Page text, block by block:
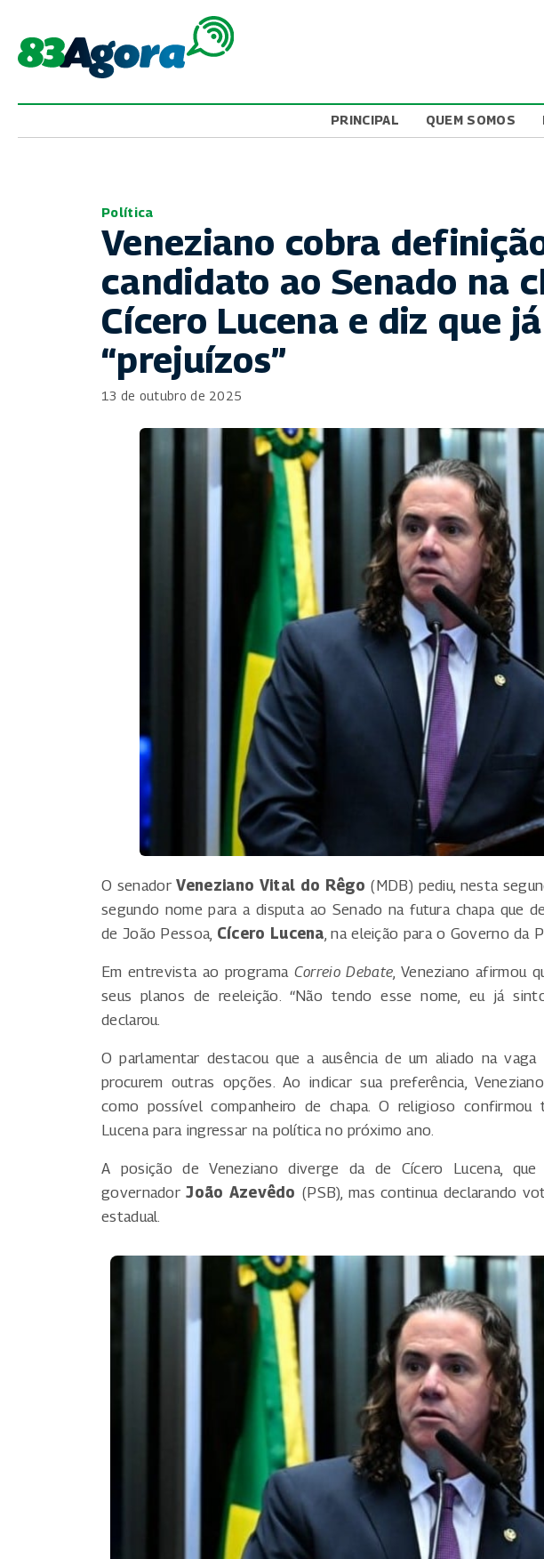
PRINCIPAL QUEM SOMOS
Política
Veneziano cobra
candidato ao Senado na
Cícero Lucena e diz que
“prejuízos”
13 de outubro de 2025
O senadorVeneziano Vital do Rêgo (MDB) pediu, nesta
segundo nome para a disputa ao Senado na futura chapa que
de João Pessoa, Cícero Lucena , na eleição para o Governo da
Em entrevista ao programa Correio Debate , Veneziano afirmou
seus planos de reeleição. “Não tendo esse nome, eu já
declarou.
O parlamentar destacou que a ausência de um aliado na
procurem outras opções. Ao indicar sua preferência,
como possível companheiro de chapa. O religioso
Lucena para ingressar na política no próximo ano.
A posição de Veneziano diverge da de Cícero Lucena,
governadorJoão Azevêdo (PSB), mas continua declarando
estadual.